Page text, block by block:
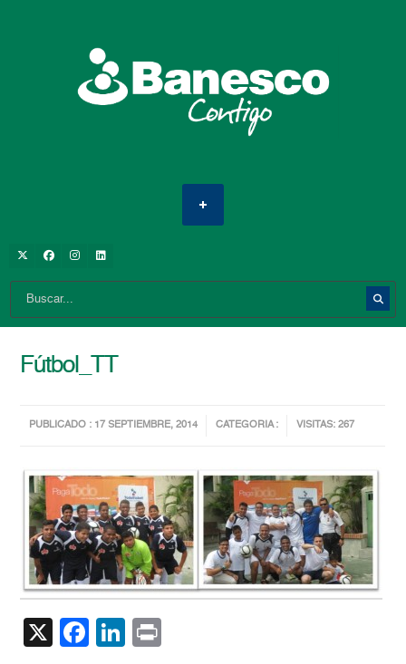
Fútbol_TT
PUBLICADO : 17 SEPTIEMBRE, 2014 CATEGORIA : VISITAS: 267
X Facebook
LinkedIn